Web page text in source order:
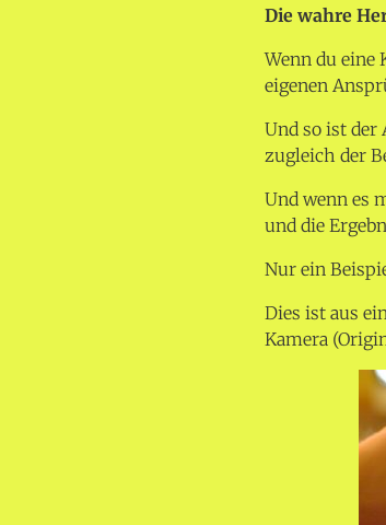
Die wahre
Wenn du eine
eigenen
Und so ist
zugleich der
Und wenn es
und die
Nur ein
Dies ist aus
Kamera